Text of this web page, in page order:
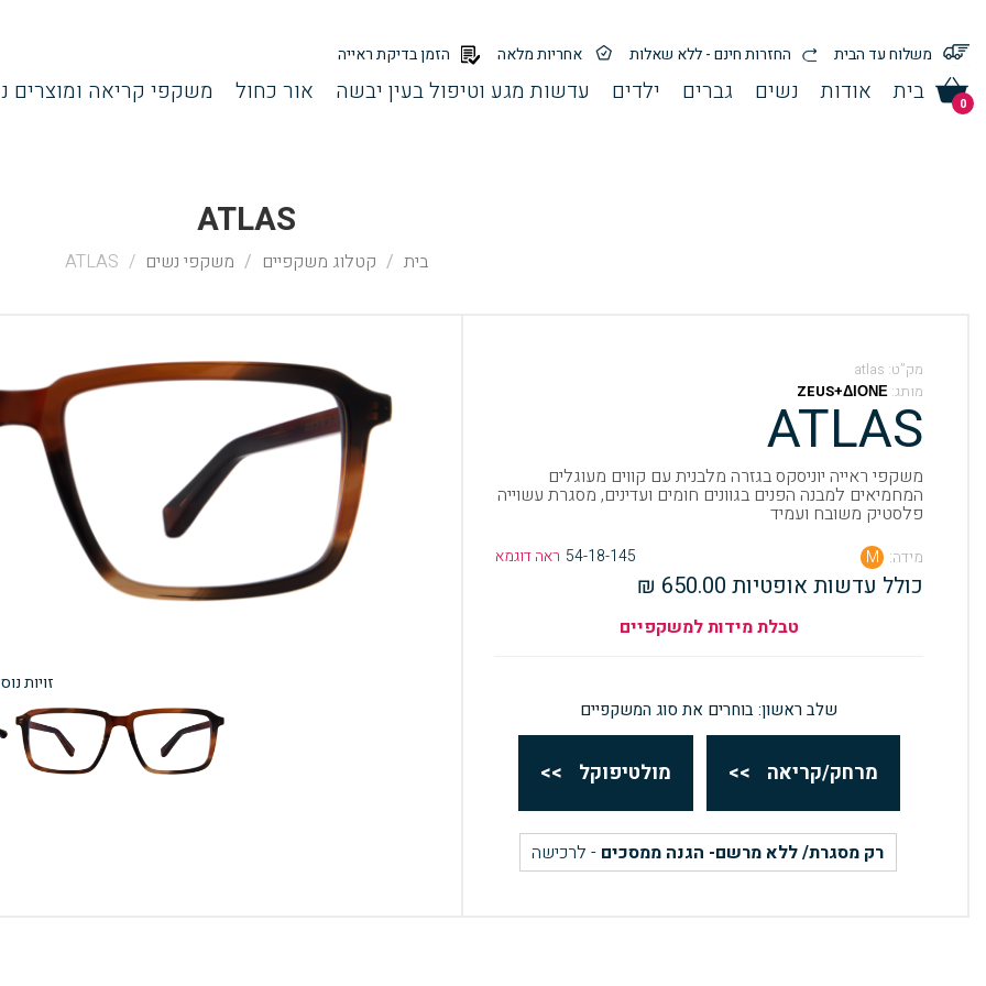
משלוח עד הבית החזרות חינם - ללא שאלות אחריות מלאה הזמן בדיקת ראייה
0 בית אודות נשים גברים ילדים עדשות מגע וטיפול בעין יבשה אור כחול משקפי קריאה ומוצרים
ATLAS
בית קטלוג משקפיים משקפי נשים ATLAS
מק”ט: atlas
מותג: ZEUS+ΔΙΟΝΕ
ATLAS
משקפי ראייה יוניסקס בגזרה מלבנית עם קווים מעוגלים
המחמיאים למבנה הפנים בגוונים חומים ועדינים, מסגרת עשוייה
פלסטיק משובח ועמיד
מידה: M
54-18-145 ראה דוגמא
כולל עדשות אופטיות 650.00 ₪
טבלת מידות למשקפיים
שלב ראשון: בוחרים את סוג המשקפיים
מרחק/קריאה >> מולטיפוקל >>
רק מסגרת/ ללא מרשם- הגנה ממסכים - לרכישה
זויות